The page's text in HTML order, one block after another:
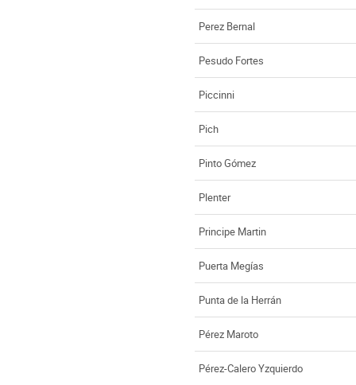
Perez Bernal
Pesudo Fortes
Piccinni
Pich
Pinto Gómez
Plenter
Principe Martin
Puerta Megías
Punta de la Herrán
Pérez Maroto
Pérez-Calero Yzquierdo